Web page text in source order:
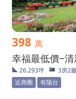
398 萬
幸福最低價~
26.293坪 3房2
近商圈
有陽台